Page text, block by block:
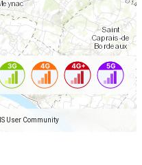
User Community